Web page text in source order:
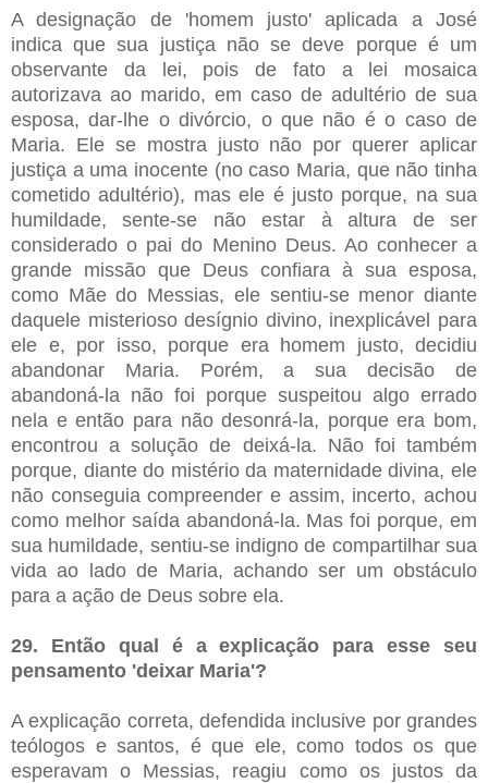
A designação de 'homem justo' aplicada a José
indica que sua justiça não se deve porque é um
observante da lei, pois de fato a lei mosaica
autorizava ao marido, em caso de adultério de sua
esposa, dar-lhe o divórcio, o que não é o caso de
Maria. Ele se mostra justo não por querer aplicar
justiça a uma inocente (no caso Maria, que não tinha
cometido adultério), mas ele é justo porque, na sua
humildade, sente-se não estar à altura de ser
considerado o pai do Menino Deus. Ao conhecer a
grande missão que Deus confiara à sua esposa,
como Mãe do Messias, ele sentiu-se menor diante
daquele misterioso desígnio divino, inexplicável para
ele e, por isso, porque era homem justo, decidiu
abandonar Maria. Porém, a sua decisão de
abandoná-la não foi porque suspeitou algo errado
nela e então para não desonrá-la, porque era bom,
encontrou a solução de deixá-la. Não foi também
porque, diante do mistério da maternidade divina, ele
não conseguia compreender e assim, incerto, achou
como melhor saída abandoná-la. Mas foi porque, em
sua humildade, sentiu-se indigno de compartilhar sua
vida ao lado de Maria, achando ser um obstáculo
para a ação de Deus sobre ela.
29. Então qual é a explicação para esse seu
pensamento 'deixar Maria'?
A explicação correta, defendida inclusive por grandes
teólogos e santos, é que ele, como todos os que
esperavam o Messias, reagiu como os justos da